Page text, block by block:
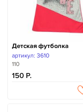
Детская футболка
артикул: 3610
110
150